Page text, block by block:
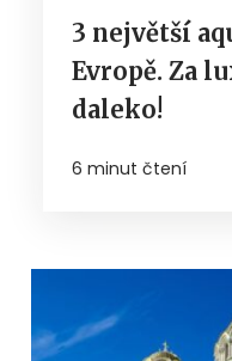
3 největší
Evropě. Za
daleko!
6 minut čtení